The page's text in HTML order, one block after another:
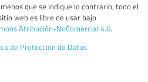
que se indique lo contrario, todo el
web es libre de usar bajo
Atribución-NoComercial 4.0.
de Protección de Datos